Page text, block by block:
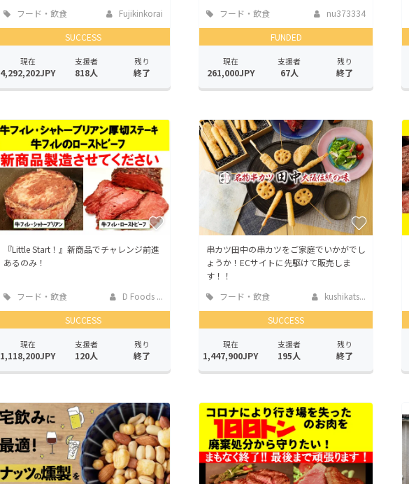
フード・飲食
Fujikinkorai
SUCCESS
現在
4,292,202JPY
支援者
818人
残り
終了
フード・飲食
nu373334
FUNDED
現在
261,000JPY
支援者
67人
残り
終了
『Little Start！』新商品でチャレンジ前進
あるのみ！
フード・飲食
D Foods ...
SUCCESS
現在
1,118,200JPY
支援者
120人
残り
終了
串カツ田中の串カツをご家庭でいかがでし
ょうか！ECサイトに先駆けて販売しま
す！！
フード・飲食
kushikats...
SUCCESS
現在
1,447,900JPY
支援者
195人
残り
終了